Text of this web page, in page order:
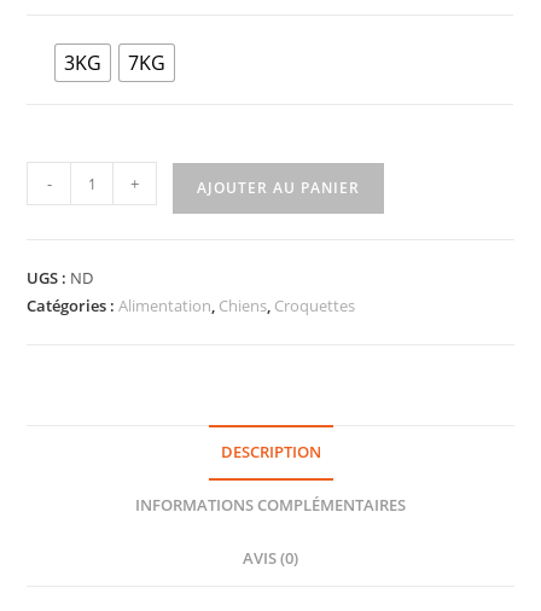
3KG 7KG
- + AJOUTER AU PANIER
UGS : ND
Catégories :Alimentation, Chiens, Croquettes
DESCRIPTION
INFORMATIONS COMPLÉMENTAIRES
AVIS (0)